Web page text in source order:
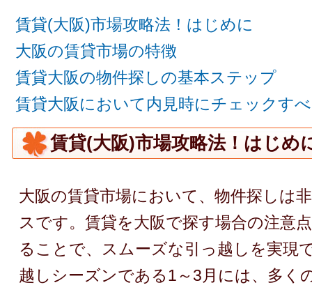
賃貸(大阪)市場攻略法！はじめに
大阪の賃貸市場の特徴
賃貸大阪の物件探しの基本ステップ
賃貸大阪において内見時にチェックす
賃貸(大阪)市場攻略法！はじめ
大阪の賃貸市場において、物件探しは
スです。賃貸を大阪で探す場合の注意
ることで、スムーズな引っ越しを実現
越しシーズンである1～3月には、多く